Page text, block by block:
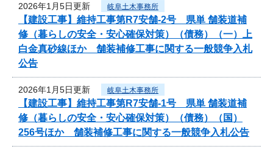
2026年1月5日更新 岐阜土木事務所
【建設工事】維持工事第R7安舗-2号 県単 舗装道補
修（暮らしの安全・安心確保対策）（債務）（一）上
白金真砂線ほか 舗装補修工事に関する一般競争入札
公告
2026年1月5日更新 岐阜土木事務所
【建設工事】維持工事第R7安舗-1号 県単 舗装道補
修（暮らしの安全・安心確保対策）（債務）（国）
256号ほか 舗装補修工事に関する一般競争入札公告